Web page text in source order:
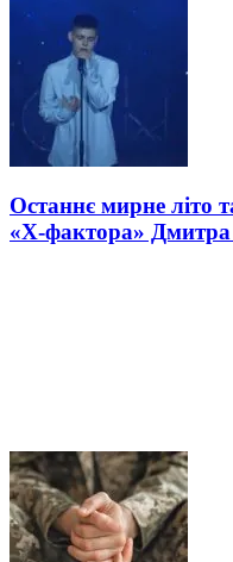
Останнє мирне літо
«Х-фактора» Дмитра